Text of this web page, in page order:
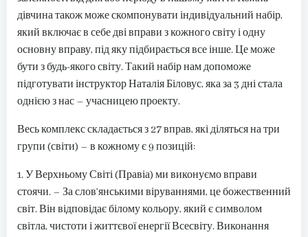
дівчина також може скомпонувати індивідуальний набір,
який включає в себе дві вправи з кожного світу і одну
основну вправу, під яку підбирається все інше. Це може
бути з будь-якого світу. Такий набір нам допоможе
підготувати інструктор Наталія Біловус, яка за 3 дні стала
однією з нас – учасницею проекту.
Весь комплекс складається з 27 вправ, які діляться на три
групи (світи) – в кожному є 9 позицій:
1. У Верхньому Світі (Правіа) ми виконуємо вправи
стоячи. – За слов’янськими віруваннями, це божественний
світ. Він відповідає білому кольору, який є символом
світла, чистоти і життєвої енергії Всесвіту. Виконання